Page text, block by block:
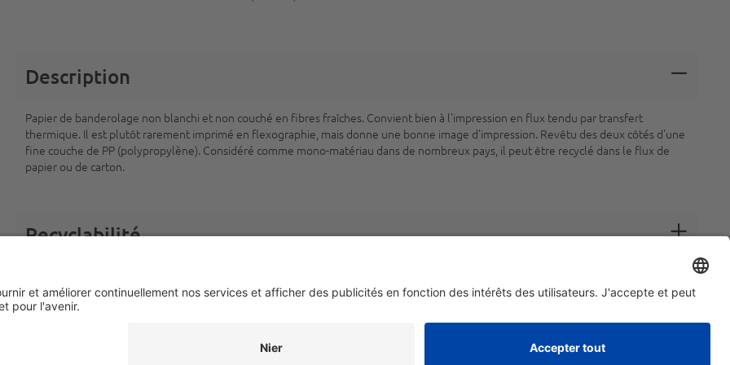
Description
Papier de banderolage non blanchi et non couché en fibres fraîches. Convient bien à l'impression en flux tendu par transfert
thermique. Il est plutôt rarement imprimé en flexographie, mais donne une bonne image d'impression. Revêtu des deux côtés d'une
fine couche de PP (polypropylène). Considéré comme mono-matériau dans de nombreux pays, il peut être recyclé dans le flux de
papier ou de carton.
Recyclabilité
Documents